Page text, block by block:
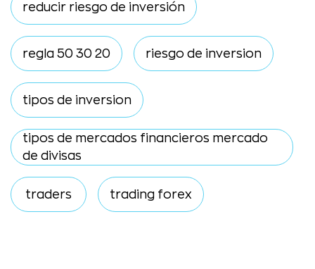
reducir riesgo de inversión
regla 50 30 20 riesgo de inversion
tipos de inversion
tipos de mercados financieros mercado
de divisas
traders trading forex